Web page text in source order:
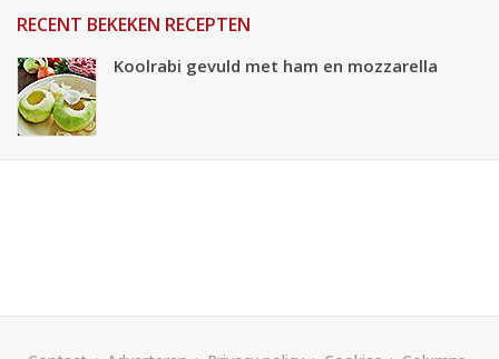
RECENT BEKEKEN RECEPTEN
Koolrabi gevuld met ham en mozzarella